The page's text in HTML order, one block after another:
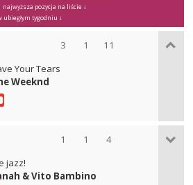
najwyższa pozycja na liście ↓
ubiegłym tygodniu ↓
3 1 11
Your Tears
Weeknd
1 1 4
jazz!
& Vito Bambino